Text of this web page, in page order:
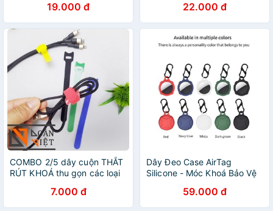
Sướng Airpods Giá Đỡ
Iphone – Shin Case
19.000 đ 22.000 đ
COMBO 2/5 dây cuộn THẮT
RÚT KHOÁ thu gọn các loại
Tai Nghe. Sử dụng ĐA
NĂNG
7.000 đ
Dây Đeo Case AirTag
Silicone - Móc Khoá Bảo Vệ
59.000 đ